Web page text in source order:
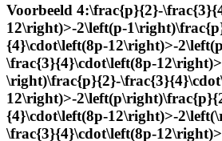
Voorbeeld 4:\frac{p}{2}-
12\right)>-2\left(p-
{4}\cdot\left(8p-12\right)>-
\frac{3}{4}\cdot\left(8p-
\right)\frac{p}{2}-
12\right)>-
{4}\cdot\left(8p-12\right)>-
\frac{3}{4}\cdot\left(8p-